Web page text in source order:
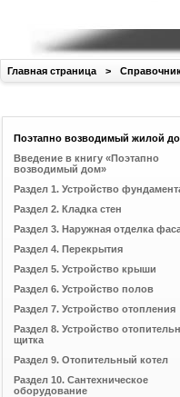
Главная страница >
Поэтапно возводимый жилой
Введение в книгу «Поэтапно
возводимый дом»
Раздел 1. Устройство
Раздел 2. Кладка стен
Раздел 3. Наружная отделка
Раздел 4. Перекрытия
Раздел 5. Устройство крыши
Раздел 6. Устройство полов
Раздел 7. Устройство отопления
Раздел 8. Устройство
щитка
Раздел 9. Отопительный котел
Раздел 10. Сантехническое
оборудование